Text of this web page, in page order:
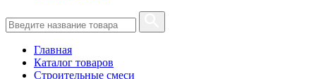
Главная
Каталог товаров
Строительные смеси